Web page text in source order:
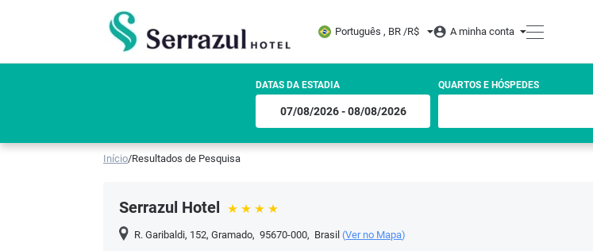
Português , BR /R$ A minha conta
DATAS DA ESTADIA QUARTOS E HÓSPEDES
Início/Resultados de Pesquisa
Serrazul Hotel
R. Garibaldi, 152,Gramado, 95670-000, Brasil (Ver no Mapa)